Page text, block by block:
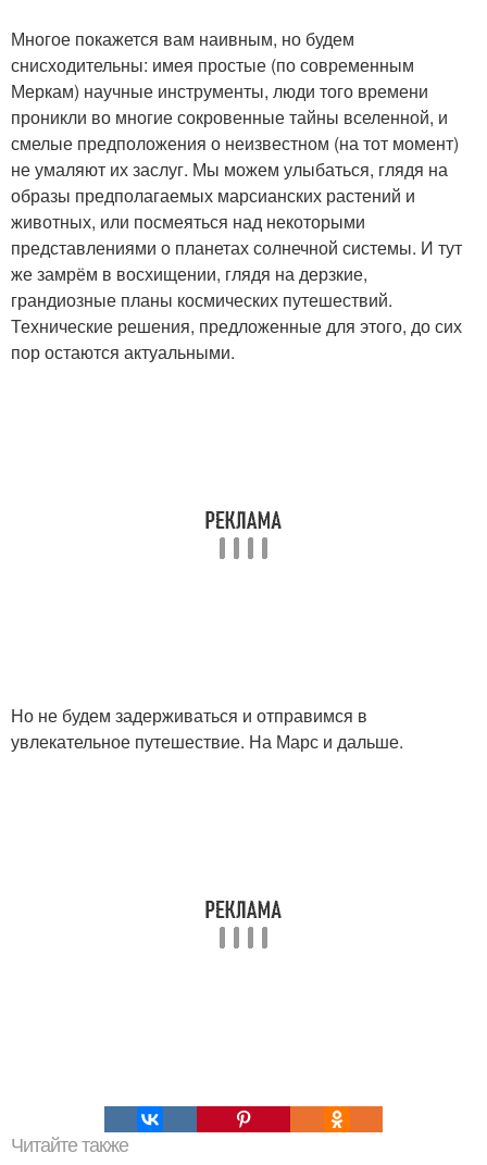
Многое покажется вам наивным, но будем
снисходительны: имея простые (по современным
Меркам) научные инструменты, люди того времени
проникли во многие сокровенные тайны вселенной, и
смелые предположения о неизвестном (на тот момент)
не умаляют их заслуг. Мы можем улыбаться, глядя на
образы предполагаемых марсианских растений и
животных, или посмеяться над некоторыми
представлениями о планетах солнечной системы. И тут
же замрём в восхищении, глядя на дерзкие,
грандиозные планы космических путешествий.
Технические решения, предложенные для этого, до сих
пор остаются актуальными.
Но не будем задерживаться и отправимся в
увлекательное путешествие. На Марс и дальше.
Читайте также